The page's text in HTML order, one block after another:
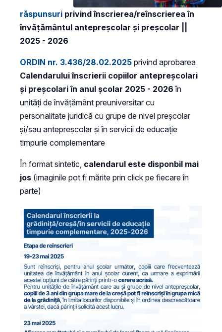
răspunsuri privind înscrierea/reînscrierea în
învățământul antepreșcolar și preșcolar ||
2025 - 2026
ORDIN nr. 3.436/28.02.2025 privind aprobarea
Calendarului înscrierii copiilor antepreșcolari
și preșcolari în anul școlar 2025 - 2026în
unități de învățământ preuniversitar cu
personalitate juridică cu grupe de nivel preșcolar
și/sau antepreșcolar și în servicii de educație
timpurie complementare
În format sintetic, calendarul este disponbil mai
jos (imaginile pot fi mărite prin click pe fiecare în
parte)